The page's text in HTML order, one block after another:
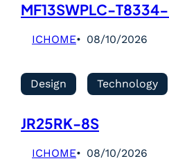
MF13SWPLC-
ICHOME 08/10/2026
Design Technology
JR25RK-8S
ICHOME 08/10/2026